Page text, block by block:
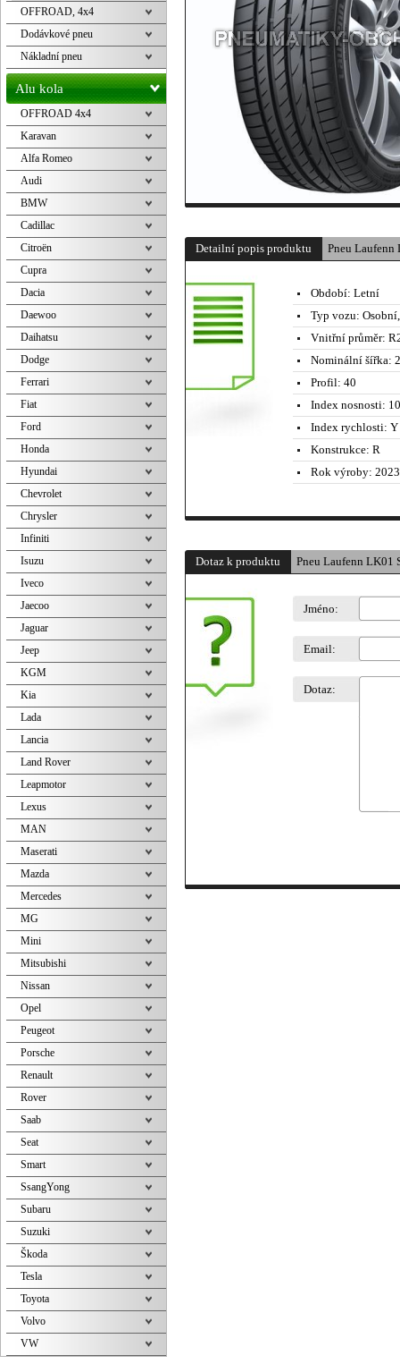
Detailní popis produktu Pneu
Období: Letní
Typ vozu:
Vnitřní průměr:
Nominální šířka:
Profil: 40
Index nosnosti:
Index rychlosti: Y
Konstrukce: R
Rok výroby:
Dotaz k produktu Pneu Laufenn LK01
Jméno:
Email:
Dotaz:
OFFROAD, 4x4
Dodávkové pneu
Nákladní pneu
Alu kola
OFFROAD 4x4
Karavan
Alfa Romeo
Audi
BMW
Cadillac
Citroën
Cupra
Dacia
Daewoo
Daihatsu
Dodge
Ferrari
Fiat
Ford
Honda
Hyundai
Chevrolet
Chrysler
Infiniti
Isuzu
Iveco
Jaecoo
Jaguar
Jeep
KGM
Kia
Lada
Lancia
Land Rover
Leapmotor
Lexus
MAN
Maserati
Mazda
Mercedes
MG
Mini
Mitsubishi
Nissan
Opel
Peugeot
Porsche
Renault
Rover
Saab
Seat
Smart
SsangYong
Subaru
Suzuki
Škoda
Tesla
Toyota
Volvo
VW